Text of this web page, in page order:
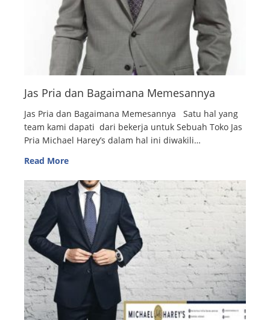
Jas Pria dan Bagaimana Memesannya
Jas Pria dan Bagaimana Memesannya Satu hal yang
team kami dapati dari bekerja untuk Sebuah Toko Jas
Pria Michael Harey’s dalam hal ini diwakili…
Read More